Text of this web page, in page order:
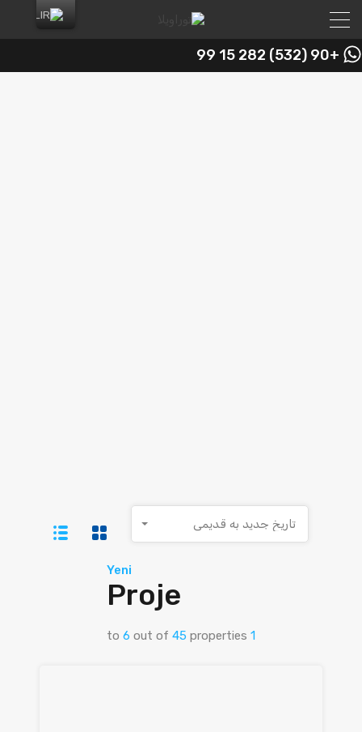
+90 (532) 282 15 99
Yeni
Proje
1
to 6 out of 45 properties
تاریخ جدید به قدیمی